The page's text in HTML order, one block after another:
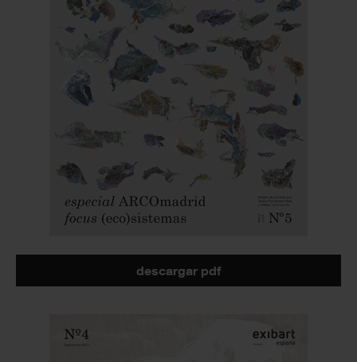
descargar pdf